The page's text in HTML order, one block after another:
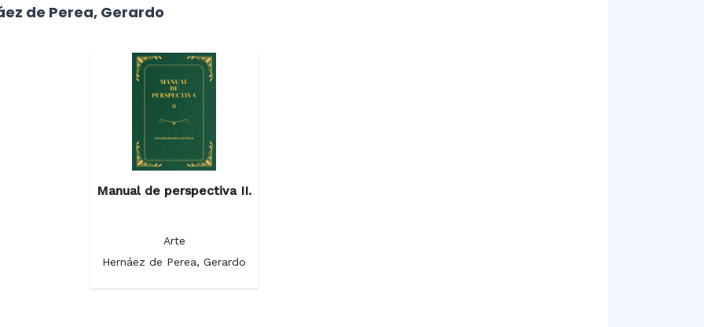
de Perea, Gerardo
Manual de perspectiva II.
Arte
Hernáez de Perea, Gerardo